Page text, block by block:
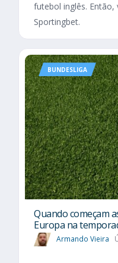
futebol inglês.
Sportingbet.
BUNDESLIGA
Quando começam
Europa na
Armando Vieira